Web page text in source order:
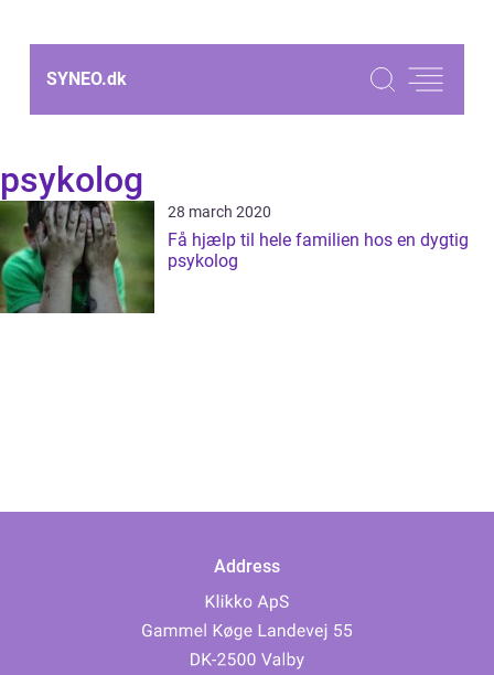
SYNEO.dk
psykolog
28 march 2020
Få hjælp til hele familien hos en dygtig
psykolog
Address